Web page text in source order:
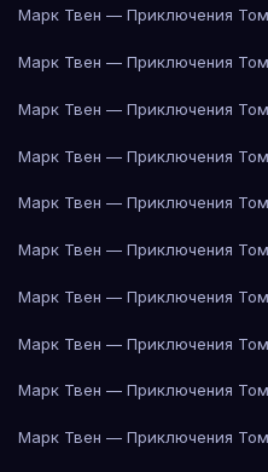
Марк Твен — Приключения
Марк Твен — Приключения
Марк Твен — Приключения
Марк Твен — Приключения
Марк Твен — Приключения
Марк Твен — Приключения
Марк Твен — Приключения
Марк Твен — Приключения
Марк Твен — Приключения
Марк Твен — Приключения